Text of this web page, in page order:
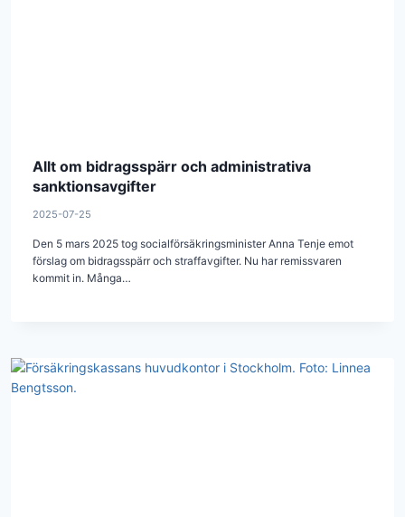
Allt om bidragsspärr och administrativa
sanktionsavgifter
2025-07-25
Den 5 mars 2025 tog socialförsäkringsminister Anna Tenje emot
förslag om bidragsspärr och straffavgifter. Nu har remissvaren
kommit in. Många…